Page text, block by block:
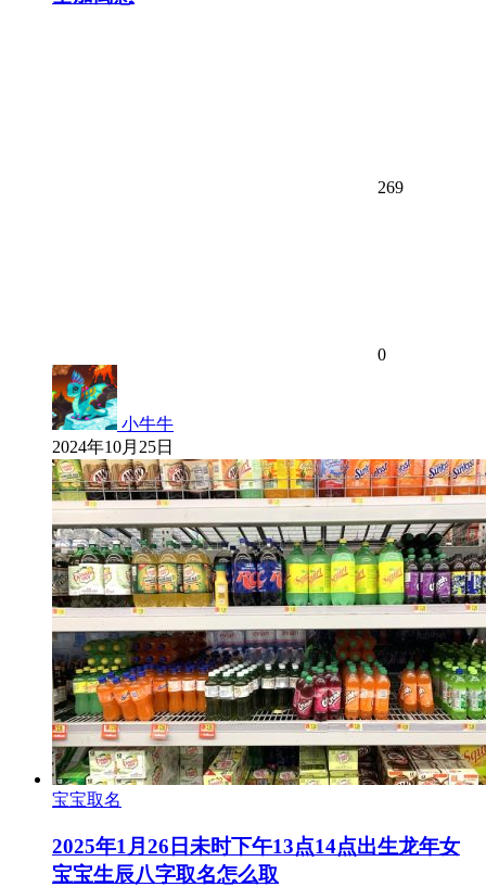
269
0
小牛牛
2024年10月25日
宝宝取名
2025年1月26日未时下午13点14点出生龙年女
宝宝生辰八字取名怎么取